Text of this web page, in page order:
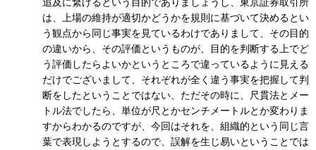
は、上場の維持が適切かどうかを規則に基づいて決めるとい
う観点から同じ事実を見ているわけでありまして、その目的
の違いから、その評価というものが、目的を判断する上でど
う評価したらよいかというところで違っているように見える
だけでございまして、それぞれが全く違う事実を把握して判
断をしたということではない、ただその時に、尺貫法とメー
トル法でしたら、単位が尺とかセンチメートルとか変わりま
すからわかるのですが、今回はそれを、組織的という同じ言
葉で表現しようとするので、誤解を生じ易いということでは